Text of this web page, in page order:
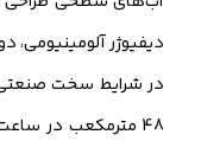
دیفیوژر آلومینیومی،
در شرایط سخت صنعتی